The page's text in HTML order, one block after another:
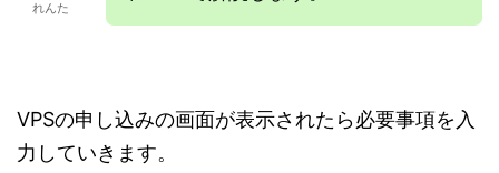
れんた
VPSの申し込みの画面が表示されたら必要事項を入
力していきます。